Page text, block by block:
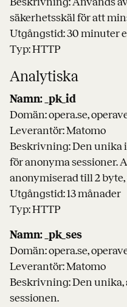
säkerhetsskäl för att
Utgångstid: 30 minuter
Typ: HTTP
Analytiska
Namn: _pk_id
Domän: opera.se,
Leverantör: Matomo
Beskrivning: Den unika
för anonyma sessioner.
anonymiserad till 2 byte,
Utgångstid: 13 månader
Typ: HTTP
Namn: _pk_ses
Domän: opera.se,
Leverantör: Matomo
Beskrivning: Den
sessionen.